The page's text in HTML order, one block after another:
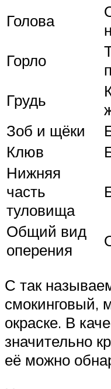
Голова
Горло
Грудь
Зоб и щёки
Клюв
Нижняя
часть
туловища
Общий вид
оперения
С так
смокинговый,
окраске. В
значительно
её можно